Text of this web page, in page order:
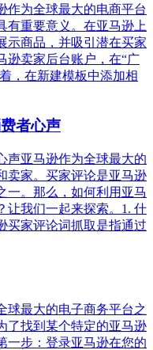
作为全球最大的电商平台
有重要意义。在亚马逊上
示商品，并吸引潜在买家
逊卖家后台账户，在“广
，在新建模板中添加相
者心声
声亚马逊作为全球最大的
卖家。买家评论是亚马逊
一。那么，如何利用亚马
让我们一起来探索。1. 什
买家评论词抓取是指通过
球最大的电子商务平台之
了找到某个特定的亚马逊
一步：登录亚马逊在您的